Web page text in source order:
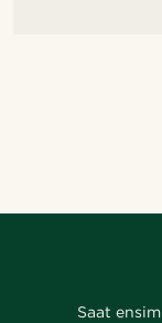
Saat